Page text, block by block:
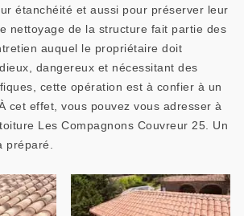
étanchéité et aussi pour préserver leur
nettoyage de la structure fait partie des
auquel le propriétaire doit
dangereux et nécessitant des
cette opération est à confier à un
cet effet, vous pouvez vous adresser à
Les Compagnons Couvreur 25. Un
préparé.